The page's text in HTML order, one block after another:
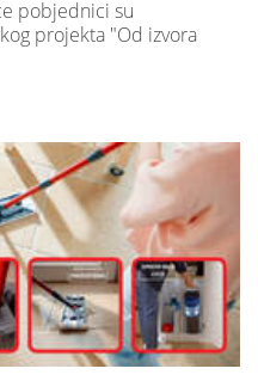
pobjednici su
projekta "Od izvora